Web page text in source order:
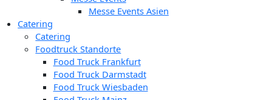
Messe Events Asien
Catering
Catering
Foodtruck Standorte
Food Truck Frankfurt
Food Truck Darmstadt
Food Truck Wiesbaden